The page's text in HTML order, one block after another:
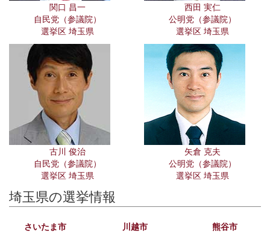
関口 昌一
自民党（参議院）
選挙区 埼玉県
西田 実仁
公明党（参議院）
選挙区 埼玉県
古川 俊治
自民党（参議院）
選挙区 埼玉県
矢倉 克夫
公明党（参議院）
選挙区 埼玉県
埼玉県の選挙情報
さいたま市 川越市
熊谷市